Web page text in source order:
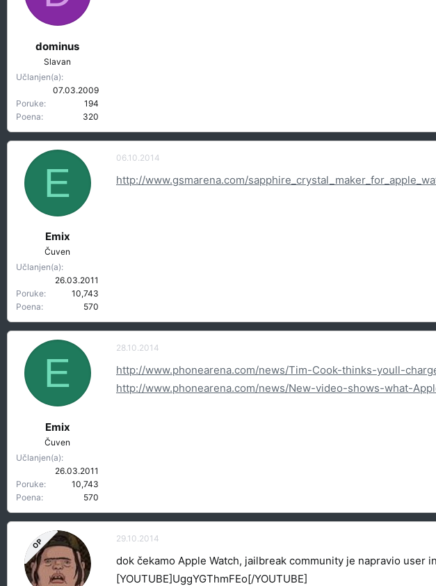
e
a
dominus
Slavan
Učlanjen(a)
07.03.2009
Poruke
194
Poena
320
E
Emix
Čuven
Učlanjen(a)
26.03.2011
Poruke
10,743
Poena
570
06.10.2014
http://www.gsmarena.com/
E
Emix
Čuven
Učlanjen(a)
26.03.2011
Poruke
10,743
Poena
570
28.10.2014
http://www.phonearena.com/news/Tim-Cook-thinks-youll-
http://www.phonearena.com/news/New-video-shows-what-
OP 29.10.2014
dok čekamo Apple Watch, jailbreak community je napravio user
[YOUTUBE]UggYGThmFEo[/YOUTUBE]